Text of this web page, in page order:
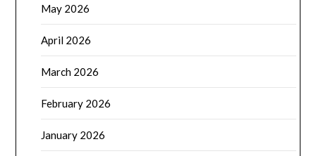
May 2026
April 2026
March 2026
February 2026
January 2026